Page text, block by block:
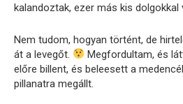
kalandoztak, ezer más kis dolgokkal
Nem tudom, hogyan történt, de
át a levegőt.
Megfordultam, és
előre billent, és beleesett a
pillanatra megállt.